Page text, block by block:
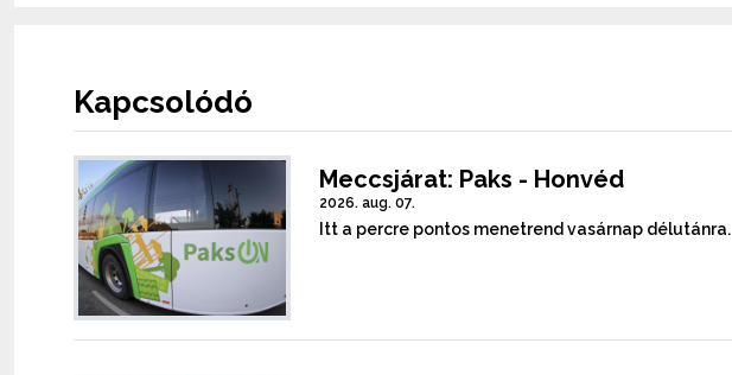
Kapcsolódó
Meccsjárat: Paks - Honvéd
2026. aug. 07.
Itt a percre pontos menetrend vasárnap délutánra.